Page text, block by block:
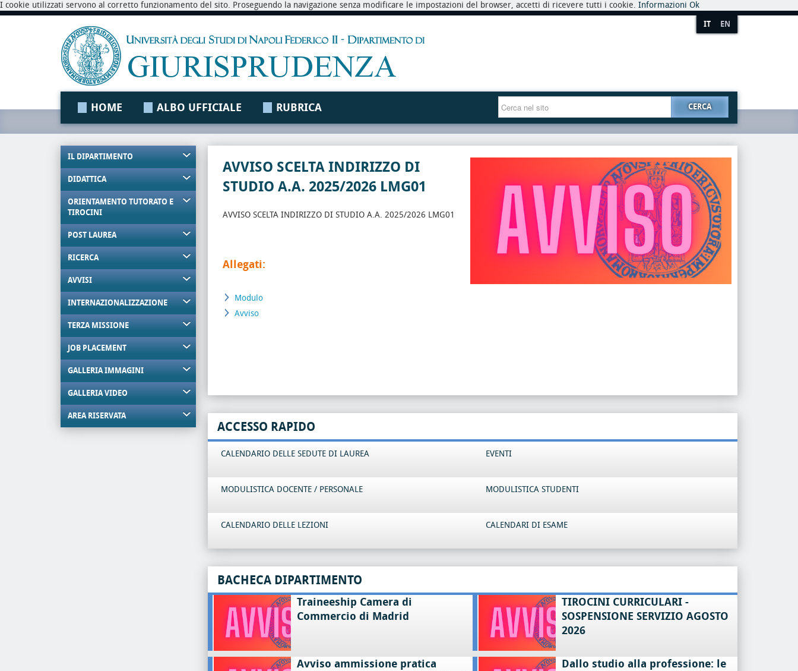
I cookie utilizzati servono al corretto funzionamento del sito. Proseguendo la navigazione senza modificare le impostazioni del browser, accetti di ricevere tutti i cookie. Informazioni Ok
IT EN
HOME ALBO UFFICIALE RUBRICA CERCA
IL DIPARTIMENTO
DIDATTICA
ORIENTAMENTO TUTORATO E
TIROCINI
POST LAUREA
RICERCA
AVVISI
INTERNAZIONALIZZAZIONE
TERZA MISSIONE
JOB PLACEMENT
GALLERIA IMMAGINI
GALLERIA VIDEO
AREA RISERVATA
AVVISO SCELTA INDIRIZZO DI
STUDIO A.A. 2025/2026 LMG01
AVVISO SCELTA INDIRIZZO DI STUDIO A.A. 2025/2026 LMG01
Allegati:
Modulo
Avviso
ACCESSO RAPIDO
CALENDARIO DELLE SEDUTE DI LAUREA EVENTI
MODULISTICA DOCENTE / PERSONALE MODULISTICA STUDENTI
CALENDARIO DELLE LEZIONI CALENDARI DI ESAME
BACHECA DIPARTIMENTO
Traineeship Camera di
Commercio di Madrid
TIROCINI CURRICULARI -
SOSPENSIONE SERVIZIO AGOSTO
2026
Avviso ammissione pratica
Dallo studio alla professione: le